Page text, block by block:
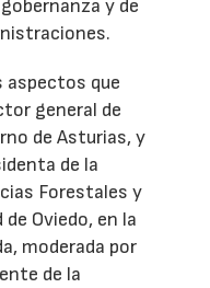
y de
aspectos que
general de
de Asturias, y
de la
Forestales y
Oviedo, en la
moderada por
de la